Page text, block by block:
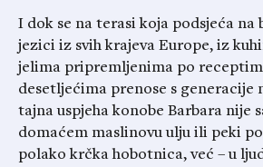
I dok se na terasi koja podsjeća na
jezici iz svih krajeva Europe, iz
jelima pripremljenima po
desetljećima prenose s generacije
tajna uspjeha konobe Barbara nije
domaćem maslinovu ulju ili peki
polako krčka hobotnica, već – u